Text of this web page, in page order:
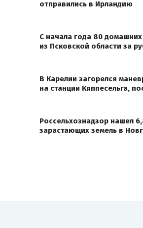
отправились в Ирландию
С начала года 80
из Псковской области за
В Карелии загорелся
на станции Кяппесельга,
Россельхознадзор нашел
зарастающих земель в